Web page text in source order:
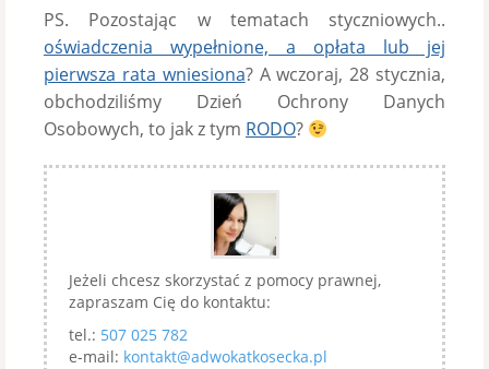
PS. Pozostając w tematach styczniowych..
oświadczenia wypełnione, a opłata lub jej
pierwsza rata wniesiona? A wczoraj, 28 stycznia,
obchodziliśmy Dzień Ochrony Danych
Osobowych, to jak z tym RODO?
Jeżeli chcesz skorzystać z pomocy prawnej,
zapraszam Cię do kontaktu:
tel.: 507 025 782
e-mail: kontakt@adwokatkosecka.pl